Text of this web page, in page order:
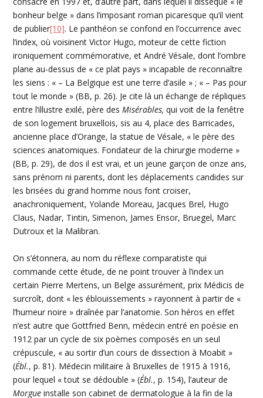
bonheur belge » dans l’imposant roman picaresque qu’il vient
de publier[10]. Le panthéon se confond en l’occurrence avec
l’index, où voisinent Victor Hugo, moteur de cette fiction
ironiquement commémorative, et André Vésale, dont l’ombre
plane au-dessus de « ce plat pays » incapable de reconnaître
les siens : « – La Belgique est une terre d’asile » ; « – Pas pour
tout le monde » (BB, p. 26). Je cite là un échange de répliques
entre l’illustre exilé, père desMisérables, qui voit de la fenêtre
de son logement bruxellois, sis au 4, place des Barricades,
ancienne place d’Orange, la statue de Vésale, « le père des
sciences anatomiques. Fondateur de la chirurgie moderne »
(BB, p. 29), de dos il est vrai, et un jeune garçon de onze ans,
sans prénom ni parents, dont les déplacements candides sur
les brisées du grand homme nous font croiser,
anachroniquement, Yolande Moreau, Jacques Brel, Hugo
Claus, Nadar, Tintin, Simenon, James Ensor, Bruegel, Marc
Dutroux et la Malibran.
On s’étonnera, au nom du réflexe comparatiste qui
commande cette étude, de ne point trouver à l’index un
certain Pierre Mertens, un Belge assurément, prix Médicis de
surcroît, dont « les éblouissements » rayonnent à partir de «
l’humeur noire » draînée par l’anatomie. Son héros en effet
n’est autre que Gottfried Benn, médecin entré en poésie en
1912 par un cycle de six poèmes composés en un seul
crépuscule, « au sortir d’un cours de dissection à Moabit »
(Ébl., p. 81). Médecin militaire à Bruxelles de 1915 à 1916,
pour lequel « tout se dédouble » (Ébl., p. 154), l’auteur de
Morgueinstalle son cabinet de dermatologue à la fin de la